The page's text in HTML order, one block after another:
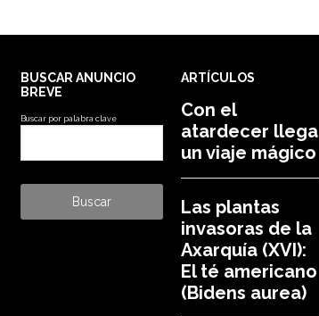
BUSCAR ANUNCIO
BREVE
Buscar por palabra clave
ARTÍCULOS
Con el
atardecer llega
un viaje mágico
Las plantas
invasoras de la
Axarquía (XVI):
El té americano
(Bidens aurea)